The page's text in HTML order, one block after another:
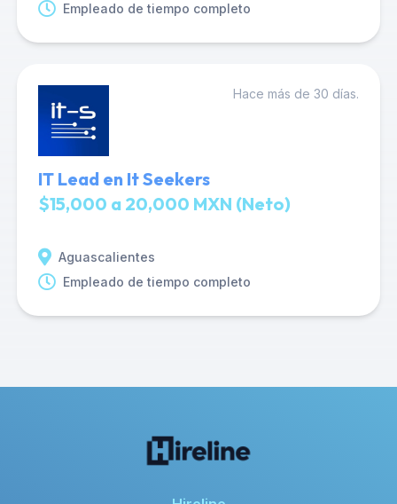
Empleado de tiempo completo
Hace más de 30 días.
IT Lead en It Seekers
$15,000 a 20,000 MXN (Neto)
Aguascalientes
Empleado de tiempo completo